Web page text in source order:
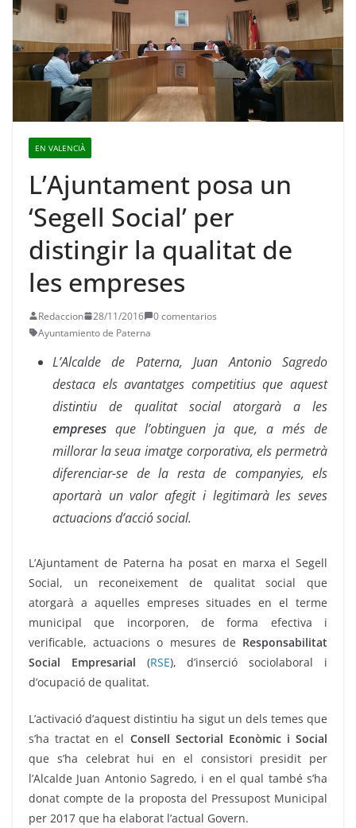
EN VALENCIÀ
L’Ajuntament posa un
‘Segell Social’ per
distingir la qualitat de
les empreses
Redaccion 28/11/2016
0 comentarios
Ayuntamiento de Paterna
L’Alcalde de Paterna, Juan Antonio Sagredo
destaca els avantatges competitius que aquest
distintiu de qualitat social atorgarà a les
empreses que l’obtinguen ja que, a més de
millorar la seua imatge corporativa, els permetrà
diferenciar-se de la resta de companyies, els
aportarà un valor afegit i legitimarà les seves
actuacions d’acció social.
L’Ajuntament de Paterna ha posat en marxa el Segell
Social, un reconeixement de qualitat social que
atorgarà a aquelles empreses situades en el terme
municipal que incorporen, de forma efectiva i
verificable, actuacions o mesures de Responsabilitat
Social Empresarial (RSE), d’inserció sociolaboral i
d’ocupació de qualitat.
L’activació d’aquest distintiu ha sigut un dels temes que
s’ha tractat en el Consell Sectorial Econòmic i Social
que s’ha celebrat hui en el consistori presidit per
l’Alcalde Juan Antonio Sagredo, i en el qual també s’ha
donat compte de la proposta del Pressupost Municipal
per 2017 que ha elaborat l’actual Govern.